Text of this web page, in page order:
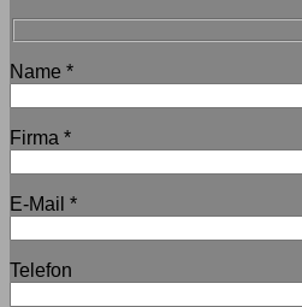
Name *
Firma *
E-Mail *
Telefon